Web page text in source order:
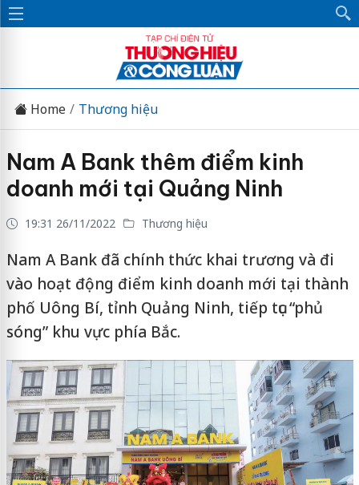
Home Thương hiệu
Nam A Bank thêm điểm kinh
doanh mới tại Quảng Ninh
19:31 26/11/2022 Thương hiệu
Nam A Bank đã chính thức khai trương và đi
vào hoạt động điểm kinh doanh mới tại thành
phố Uông Bí, tỉnh Quảng Ninh, tiếp tục “phủ
sóng” khu vực phía Bắc.